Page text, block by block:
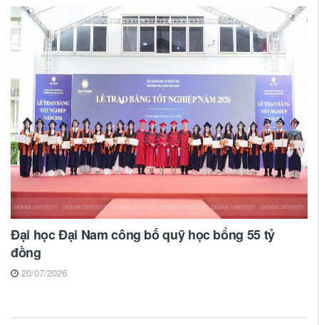
Đại học Đại Nam công bố quỹ học bổng 55 tỷ
đồng
20/07/2026